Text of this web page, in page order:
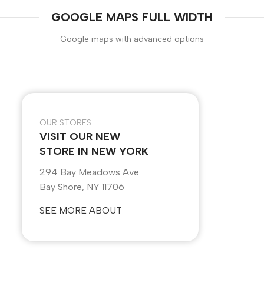
GOOGLE MAPS FULL WIDTH
Google maps with advanced options
OUR STORES
VISIT OUR NEW
STORE IN NEW YORK
294 Bay Meadows Ave.
Bay Shore, NY 11706
SEE MORE ABOUT